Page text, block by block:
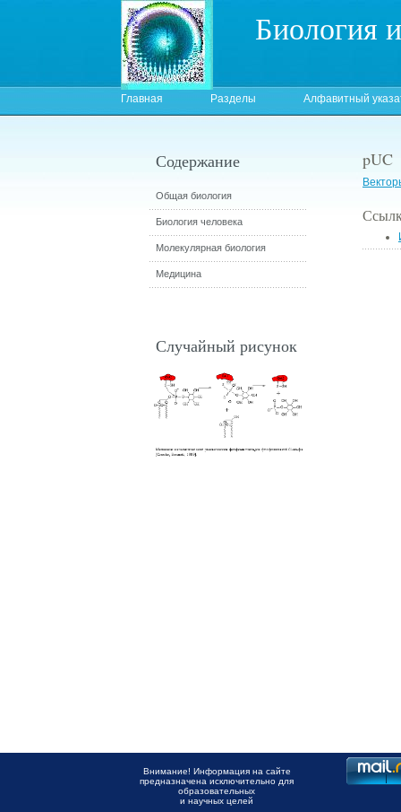
Биология
Главная Разделы Алфавитный
pUC
Содержание
Общая биология
Биология человека
Молекулярная биология
Медицина
Случайный рисунок
Внимание! Информация на сайте
предназначена исключительно для
образовательных
и научных целей